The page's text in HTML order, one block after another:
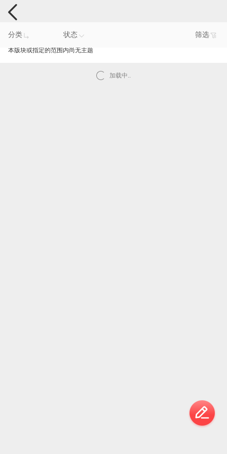
手机反馈
分类 状态 筛选
本版块或指定的范围内尚无主题
加载中..